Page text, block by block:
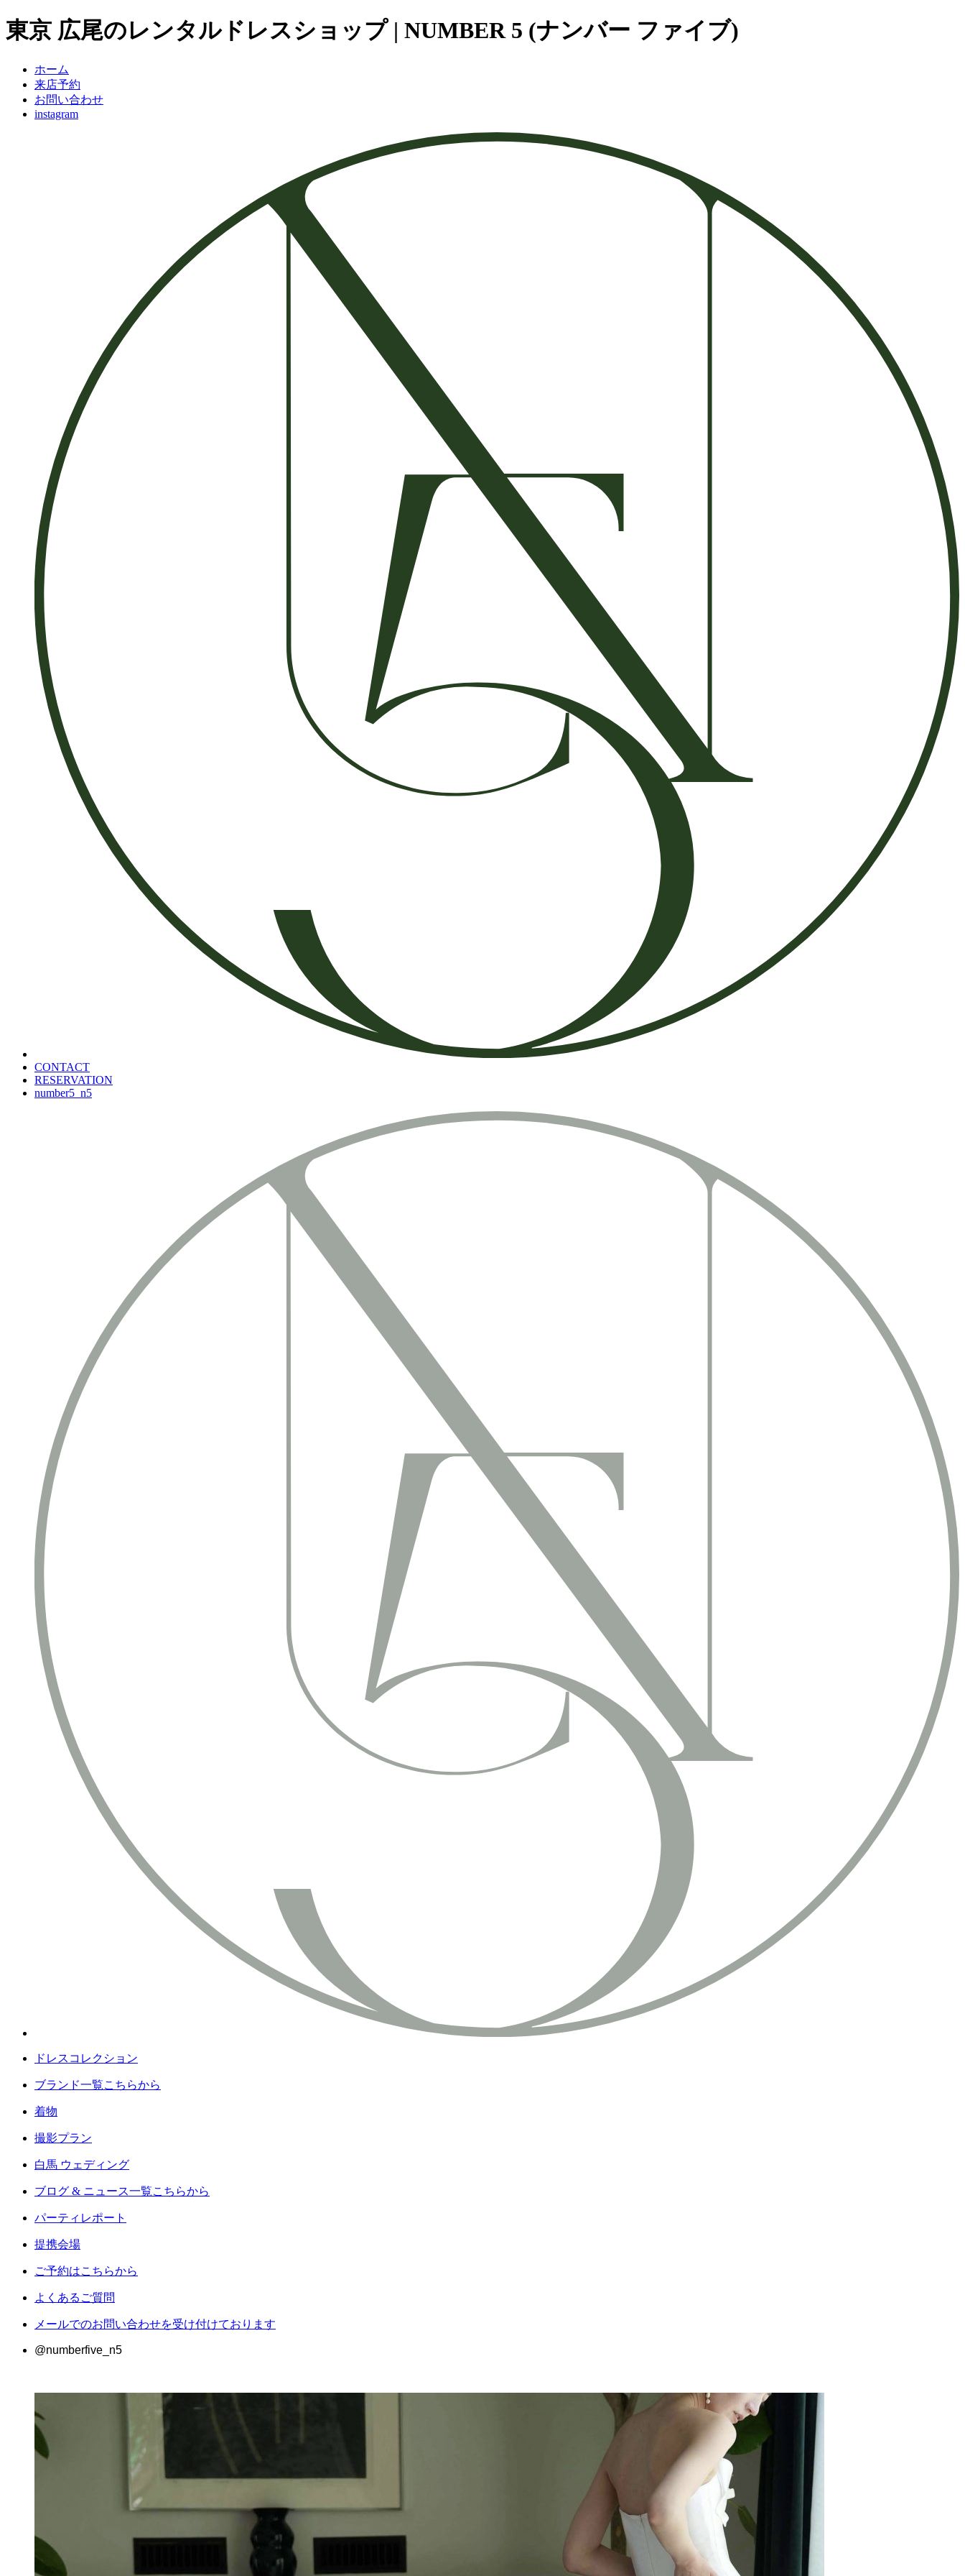
東京 広尾のレンタルドレスショップ | NUMBER 5 (ナンバー ファイブ)
ホーム
来店予約
お問い合わせ
instagram
CONTACT
RESERVATION
number5_n5
ドレスコレクション
ブランド一覧こちらから
着物
撮影プラン
白馬 ウェディング
ブログ & ニュース一覧こちらから
パーティレポート
提携会場
ご予約はこちらから
よくあるご質問
メールでのお問い合わせを受け付けております
@numberfive_n5